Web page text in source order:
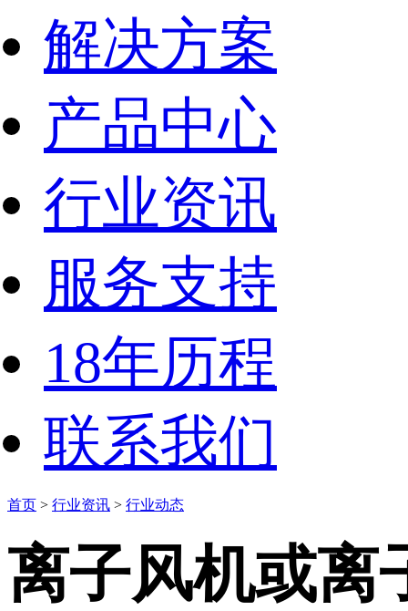
解决方案
产品中心
行业资讯
服务支持
18年历程
联系我们
首页 > 行业资讯 > 行业动态
离子风机或离